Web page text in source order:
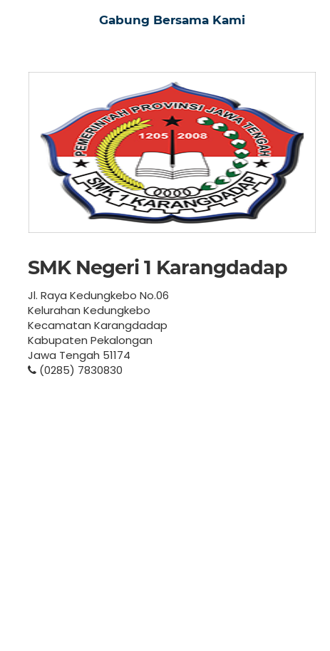
Gabung Bersama Kami
SMK Negeri 1 Karangdadap
Jl. Raya Kedungkebo No.06
Kelurahan Kedungkebo
Kecamatan Karangdadap
Kabupaten Pekalongan
Jawa Tengah 51174
(0285) 7830830